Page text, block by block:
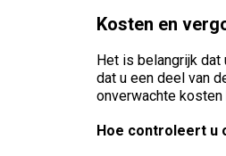
Kosten en
Het is belangrijk dat
dat u een deel van
onverwachte kosten
Hoe controleert u